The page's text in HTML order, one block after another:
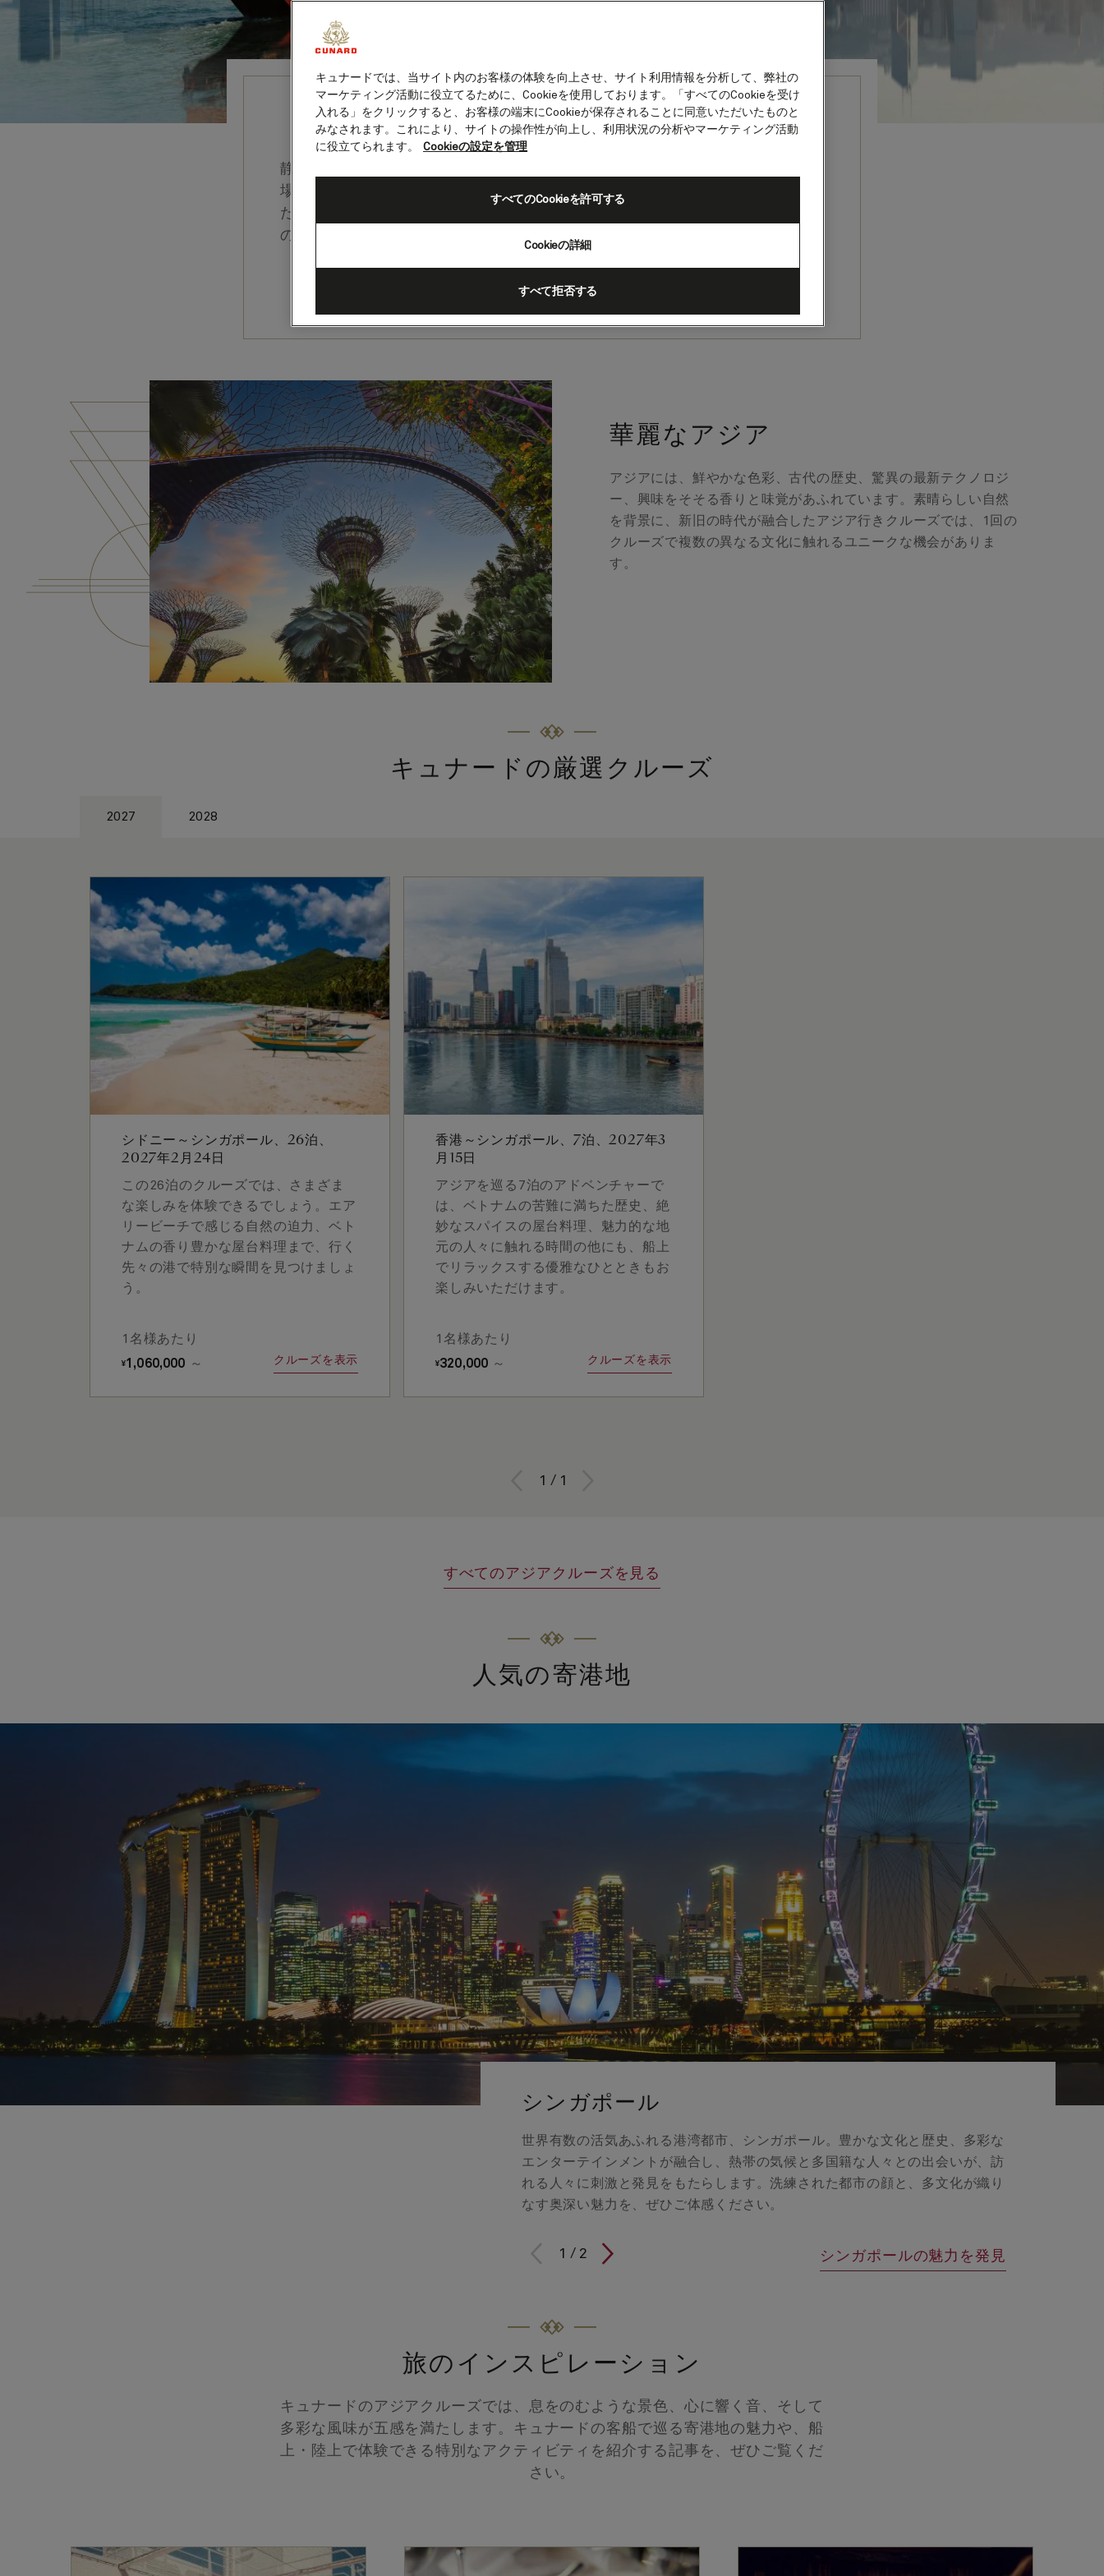
アジアクルーズ
静寂に包まれた寺院、時を超えて受け継がれる茶の湯の文化、活気あふれる市
場、そして心を満たす伝統料理。この多様性に富んだ大陸では、何世紀にもわ
たる伝統と、洗練された現代性が美しく調和しています。ダイナミックな都市
のエネルギーと、穏やかなリゾートの静けさを一度に味わえる、特別な旅がこ
クルーズを表示
華麗なアジア
アジアには、鮮やかな色彩、古代の歴史、驚異の最新テクノロジ
ー、興味をそそる香りと味覚があふれています。素晴らしい自然
を背景に、新旧の時代が融合したアジア行きクルーズでは、1回の
クルーズで複数の異なる文化に触れるユニークな機会がありま
す。
キュナードの厳選クルーズ
2027 2028
シドニー～シンガポール、26泊、
2027年2月24日
この26泊のクルーズでは、さまざま
な楽しみを体験できるでしょう。エア
リービーチで感じる自然の迫力、ベト
ナムの香り豊かな屋台料理まで、行く
先々の港で特別な瞬間を見つけましょ
う。
1名様あたり
¥1,060,000 ～ クルーズを表示
香港～シンガポール、7泊、2027年3
月15日
アジアを巡る7泊のアドベンチャーで
は、ベトナムの苦難に満ちた歴史、絶
妙なスパイスの屋台料理、魅力的な地
元の人々に触れる時間の他にも、船上
でリラックスする優雅なひとときもお
楽しみいただけます。
1名様あたり
¥320,000 ～ クルーズを表示
1 / 1
すべてのアジアクルーズを見る
人気の寄港地
シンガポール
世界有数の活気あふれる港湾都市、シンガポール。豊かな文化と歴史、多彩な
エンターテインメントが融合し、熱帯の気候と多国籍な人々との出会いが、訪
れる人々に刺激と発見をもたらします。洗練された都市の顔と、多文化が織り
なす奥深い魅力を、ぜひご体感ください。
シンガポールの魅力を発見
1 / 2
1 / 2
旅のインスピレーション
キュナードのアジアクルーズでは、息をのむような景色、心に響く音、そして
多彩な風味が五感を満たします。キュナードの客船で巡る寄港地の魅力や、船
上・陸上で体験できる特別なアクティビティを紹介する記事を、ぜひご覧くだ
さい。
キュナードでは、当サイト内のお客様の体験を向上させ、サイト利用情報を分析して、弊社の
マーケティング活動に役立てるために、Cookieを使用しております。「すべてのCookieを受け
入れる」をクリックすると、お客様の端末にCookieが保存されることに同意いただいたものと
みなされます。これにより、サイトの操作性が向上し、利用状況の分析やマーケティング活動
に役立てられます。
Cookieの設定を管理
Cookieの詳細
すべて拒否する
すべてのCookieを許可する